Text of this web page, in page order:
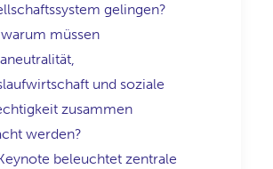
gelingen?
müssen
und soziale
zusammen
werden?
beleuchtet zentrale